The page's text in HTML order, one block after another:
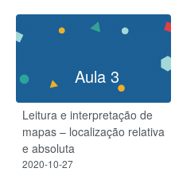
Aula 3
Leitura e interpretação de
mapas – localização relativa
e absoluta
2020-10-27